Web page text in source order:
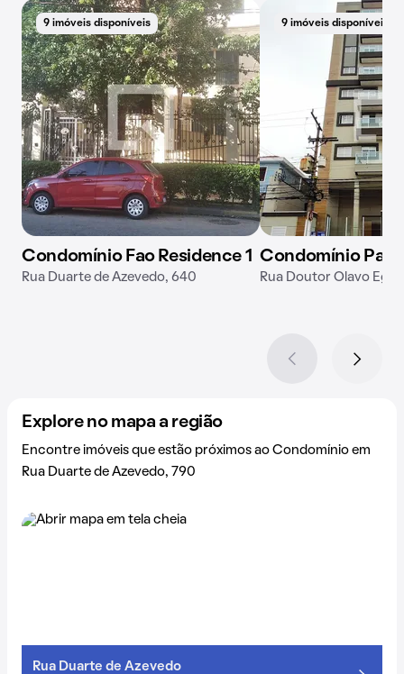
9 imóveis disponíveis
Condomínio Fao Residence 1
Rua Duarte de Azevedo, 640
9 imóveis disponíveis
Condomínio Park
Rua Doutor Olavo
Explore no mapa a região
Encontre imóveis que estão próximos ao Condomínio em
Rua Duarte de Azevedo, 790
Rua Duarte de Azevedo